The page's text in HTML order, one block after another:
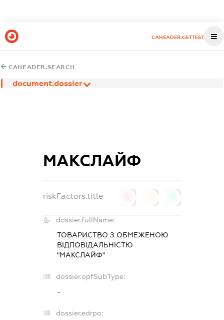
CAHEADER.GETTEST
CAHEADER.SEARCH
document.dossier
МАКСЛАЙФ
riskFactors.title
dossier.fullName:
ТОВАРИСТВО З ОБМЕЖЕНОЮ
ВІДПОВІДАЛЬНІСТЮ
"МАКСЛАЙФ"
dossier.opfSubType:
-
dossier.edrpo: